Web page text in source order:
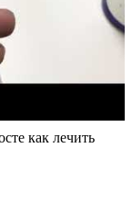
как лечить